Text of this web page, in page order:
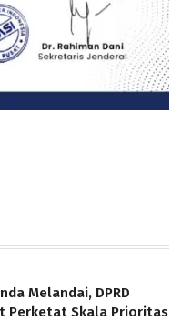
Melandai, DPRD
Perketat Skala Prioritas